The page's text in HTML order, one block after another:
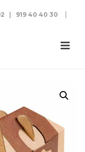
919 40 40 30 |